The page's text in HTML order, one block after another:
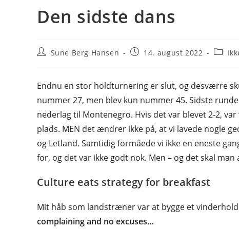
Den sidste dans
PostSune Berg Hansen
Post14. august 2022
Post
Endnu en stor holdturnering er slut, og desværre
nummer 27, men blev kun nummer 45. Sidste
nederlag til Montenegro. Hvis det var blevet 2-2,
plads. MEN det ændrer ikke på, at vi lavede nogle
og Letland. Samtidig formåede vi ikke en eneste
for, og det var ikke godt nok. Men – og det skal
Culture eats strategy for breakfast
Mit håb som landstræner var at bygge et
complaining and no excuses…